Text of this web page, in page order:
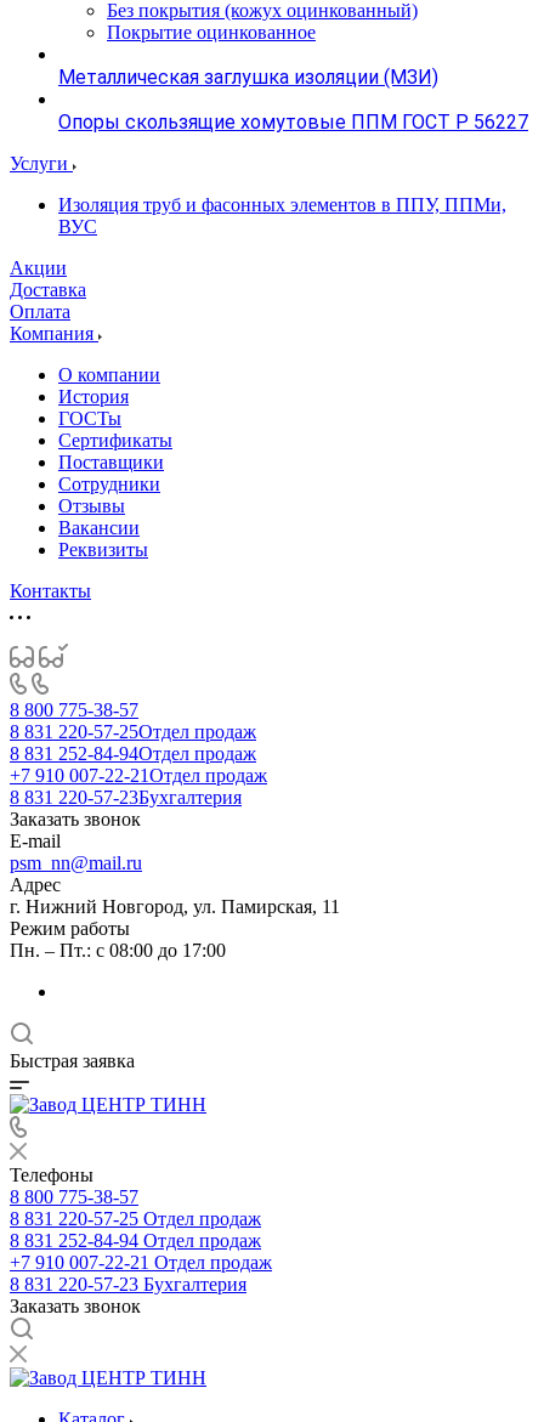
Без покрытия (кожух оцинкованный)
Покрытие оцинкованное
Металлическая заглушка изоляции (МЗИ)
Опоры скользящие хомутовые ППМ ГОСТ Р 56227
Услуги
Изоляция труб и фасонных элементов в ППУ, ППМи,
ВУС
Акции
Доставка
Оплата
Компания
О компании
История
ГОСТы
Сертификаты
Поставщики
Сотрудники
Отзывы
Вакансии
Реквизиты
Контакты
8 800 775-38-57
8 831 220-57-25Отдел продаж
8 831 252-84-94Отдел продаж
+7 910 007-22-21Отдел продаж
8 831 220-57-23Бухгалтерия
Заказать звонок
E-mail
psm_nn@mail.ru
Адрес
г. Нижний Новгород, ул. Памирская, 11
Режим работы
Пн. – Пт.: с 08:00 до 17:00
Быстрая заявка
Телефоны
8 800 775-38-57
8 831 220-57-25 Отдел продаж
8 831 252-84-94 Отдел продаж
+7 910 007-22-21 Отдел продаж
8 831 220-57-23 Бухгалтерия
Заказать звонок